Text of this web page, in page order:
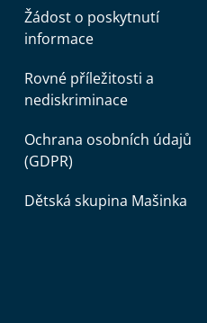
Žádost o poskytnutí
informace
Rovné příležitosti a
nediskriminace
Ochrana osobních údajů
(GDPR)
Dětská skupina Mašinka